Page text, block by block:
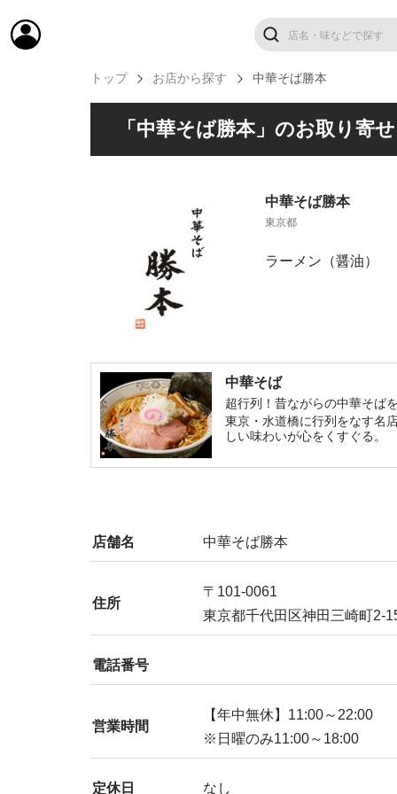
トップ お店から探す 中華そば勝本
「中華そば勝本」のお取り寄
中華そば勝本
東京都
ラーメン（醤油）
中華そば
超行列！昔ながらの中華そば
東京・水道橋に行列をなす名
しい味わいが心をくすぐる。
店舗名 中華そば勝本
住所
〒101-0061
東京都千代田区神田三崎町2-
電話番号
営業時間
【年中無休】11:00～22:00
※日曜のみ11:00～18:00
定休日 なし